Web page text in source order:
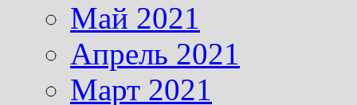
Май 2021
Апрель 2021
Март 2021